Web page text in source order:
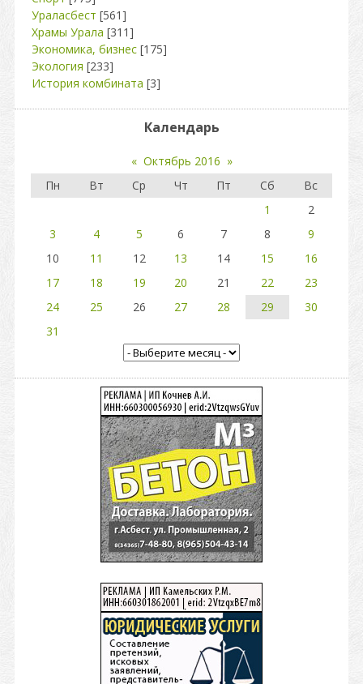
Ураласбест [561]
Храмы Урала [311]
Экономика, бизнес [175]
Экология [233]
История комбината [3]
Календарь
« Октябрь 2016 »
Пн
Вт Ср Чт Пт Сб
Вс
1
2
3
4 5 6 7 8
9
10
11 12 13 14 15
16
17
18 19 20 21 22
23
24
25 26 27 28 29
30
31